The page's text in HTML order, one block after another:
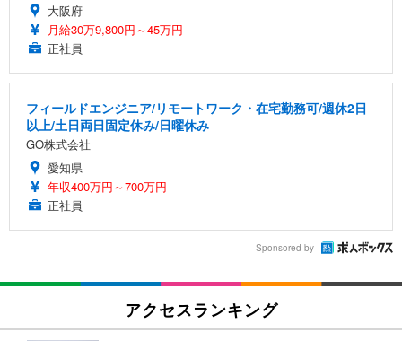
大阪府
月給30万9,800円～45万円
正社員
フィールドエンジニア/リモートワーク・在宅勤務可/週休2日
以上/土日両日固定休み/日曜休み
GO株式会社
愛知県
年収400万円～700万円
正社員
Sponsored by
アクセスランキング